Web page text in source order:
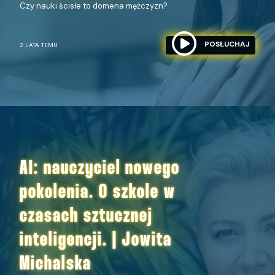
Czy nauki ścisłe to domena mężczyzn?
2 LATA TEMU POSŁUCHAJ
AI: nauczyciel nowego
pokolenia. O szkole w
czasach sztucznej
inteligencji. | Jowita
Michalska